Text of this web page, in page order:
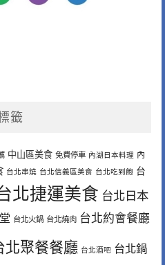
籤
中山區美食 免費停車 內湖日本料理 內
台北串燒 台北信義區美食 台北吃到飽 台
北捷運美食 台北日本
台北火鍋 台北燒肉 台北約會餐廳
北聚餐餐廳 台北酒吧 台北鍋